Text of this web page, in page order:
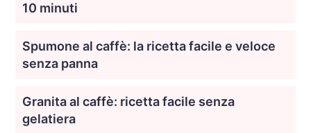
10 minuti
Spumone al caffè: la ricetta facile e veloce
senza panna
Granita al caffè: ricetta facile senza
gelatiera